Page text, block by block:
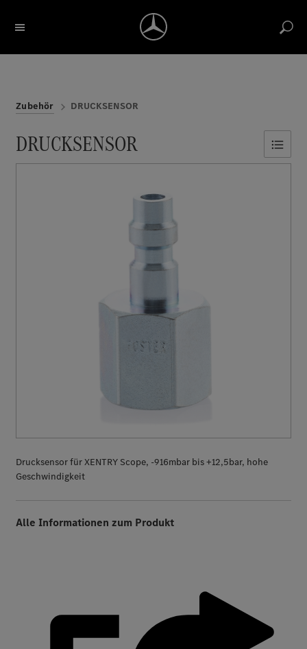
Bezeichnung / Artikelnummer suchen
Zubehör DRUCKSENSOR
DRUCKSENSOR
Drucksensor für XENTRY Scope, -916mbar bis +12,5bar, hohe
Geschwindigkeit
Alle Informationen zum Produkt